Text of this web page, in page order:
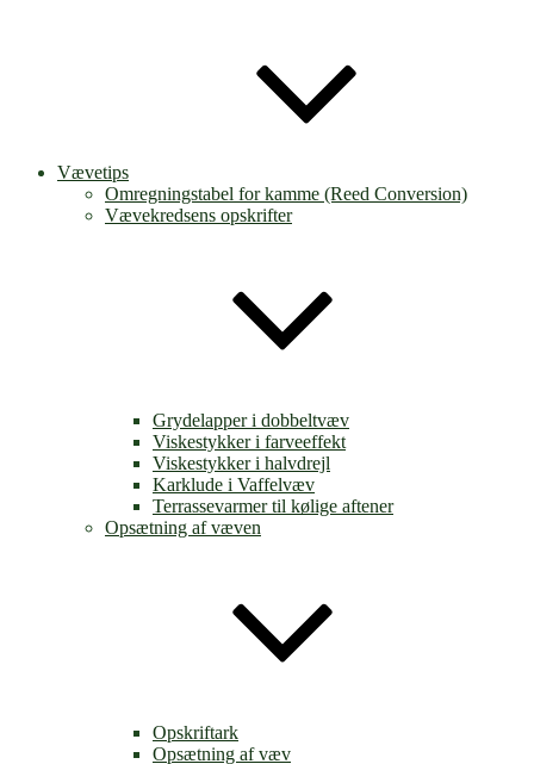
Vævetips
Omregningstabel for kamme (Reed Conversion)
Vævekredsens opskrifter
Grydelapper i dobbeltvæv
Viskestykker i farveeffekt
Viskestykker i halvdrejl
Karklude i Vaffelvæv
Terrassevarmer til kølige aftener
Opsætning af væven
Opskriftark
Opsætning af væv